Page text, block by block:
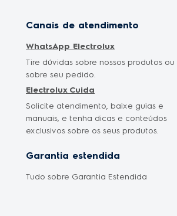
Canais de atendimento
WhatsApp Electrolux
Tire dúvidas sobre nossos produtos ou
sobre seu pedido.
Electrolux Cuida
Solicite atendimento, baixe guias e
manuais, e tenha dicas e conteúdos
exclusivos sobre os seus produtos.
Garantia estendida
Tudo sobre Garantia Estendida